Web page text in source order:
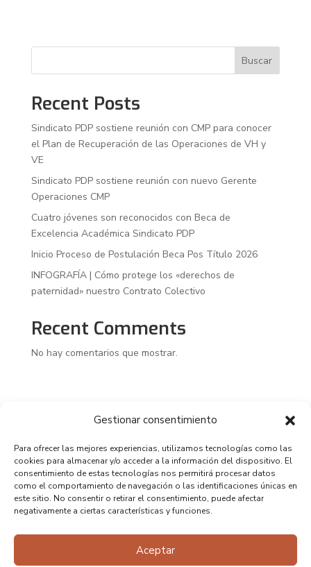
Gestionar consentimiento
Para ofrecer las mejores experiencias, utilizamos tecnologías como las
cookies para almacenar y/o acceder a la información del dispositivo. El
consentimiento de estas tecnologías nos permitirá procesar datos
como el comportamiento de navegación o las identificaciones únicas en
este sitio. No consentir o retirar el consentimiento, puede afectar
negativamente a ciertas características y funciones.
Aceptar
Buscar
Recent Posts
Sindicato PDP sostiene reunión con CMP para conocer
el Plan de Recuperación de las Operaciones de VH y
VE
Sindicato PDP sostiene reunión con nuevo Gerente
Operaciones CMP
Cuatro jóvenes son reconocidos con Beca de
Excelencia Académica Sindicato PDP
Inicio Proceso de Postulación Beca Pos Título 2026
INFOGRAFÍA | Cómo protege los «derechos de
paternidad» nuestro Contrato Colectivo
Recent Comments
No hay comentarios que mostrar.